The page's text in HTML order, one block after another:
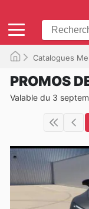
Catalogues
PROMOS
Valable du 3